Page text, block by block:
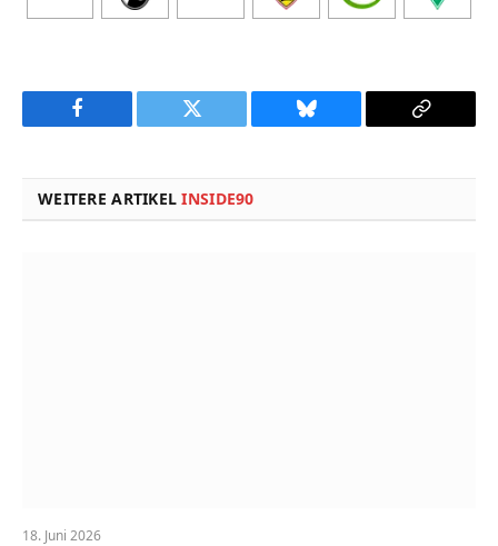
Facebook Twitter Bluesky
Copy
WEITERE ARTIKELINSIDE90
18. Juni 2026